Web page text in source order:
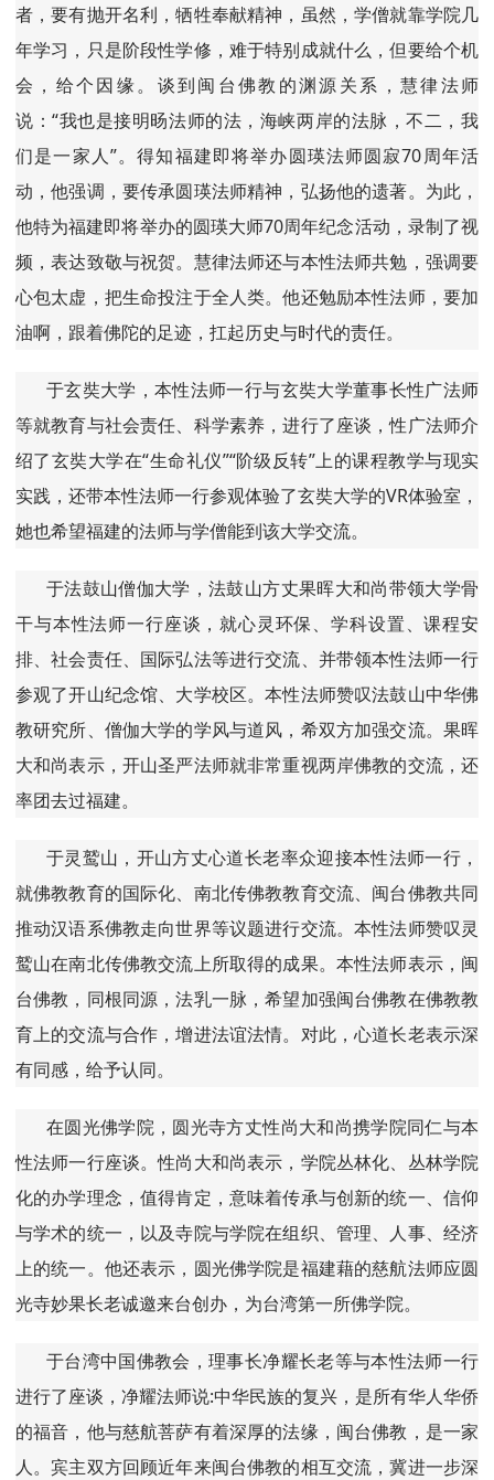
者，要有抛开名利，牺牲奉献精神，虽然，学僧就靠学院几
年学习，只是阶段性学修，难于特别成就什么，但要给个机
会，给个因缘。谈到闽台佛教的渊源关系，慧律法师
说：“我也是接明旸法师的法，海峡两岸的法脉，不二，我
们是一家人”。得知福建即将举办圆瑛法师圆寂70周年活
动，他强调，要传承圆瑛法师精神，弘扬他的遗著。为此，
他特为福建即将举办的圆瑛大师70周年纪念活动，录制了视
频，表达致敬与祝贺。慧律法师还与本性法师共勉，强调要
心包太虚，把生命投注于全人类。他还勉励本性法师，要加
油啊，跟着佛陀的足迹，扛起历史与时代的责任。
于玄奘大学，本性法师一行与玄奘大学董事长性广法师
等就教育与社会责任、科学素养，进行了座谈，性广法师介
绍了玄奘大学在“生命礼仪”“阶级反转”上的课程教学与现实
实践，还带本性法师一行参观体验了玄奘大学的VR体验室，
她也希望福建的法师与学僧能到该大学交流。
于法鼓山僧伽大学，法鼓山方丈果晖大和尚带领大学骨
干与本性法师一行座谈，就心灵环保、学科设置、课程安
排、社会责任、国际弘法等进行交流、并带领本性法师一行
参观了开山纪念馆、大学校区。本性法师赞叹法鼓山中华佛
教研究所、僧伽大学的学风与道风，希双方加强交流。果晖
大和尚表示，开山圣严法师就非常重视两岸佛教的交流，还
率团去过福建。
于灵鹫山，开山方丈心道长老率众迎接本性法师一行，
就佛教教育的国际化、南北传佛教教育交流、闽台佛教共同
推动汉语系佛教走向世界等议题进行交流。本性法师赞叹灵
鹫山在南北传佛教交流上所取得的成果。本性法师表示，闽
台佛教，同根同源，法乳一脉，希望加强闽台佛教在佛教教
育上的交流与合作，增进法谊法情。对此，心道长老表示深
有同感，给予认同。
在圆光佛学院，圆光寺方丈性尚大和尚携学院同仁与本
性法师一行座谈。性尚大和尚表示，学院丛林化、丛林学院
化的办学理念，值得肯定，意味着传承与创新的统一、信仰
与学术的统一，以及寺院与学院在组织、管理、人事、经济
上的统一。他还表示，圆光佛学院是福建藉的慈航法师应圆
光寺妙果长老诚邀来台创办，为台湾第一所佛学院。
于台湾中国佛教会，理事长净耀长老等与本性法师一行
进行了座谈，净耀法师说:中华民族的复兴，是所有华人华侨
的福音，他与慈航菩萨有着深厚的法缘，闽台佛教，是一家
人。宾主双方回顾近年来闽台佛教的相互交流，冀进一步深